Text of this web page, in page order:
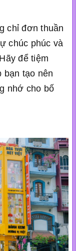
chỉ đơn thuần
chúc phúc và
để tiệm
bạn tạo nên
nhớ cho bố